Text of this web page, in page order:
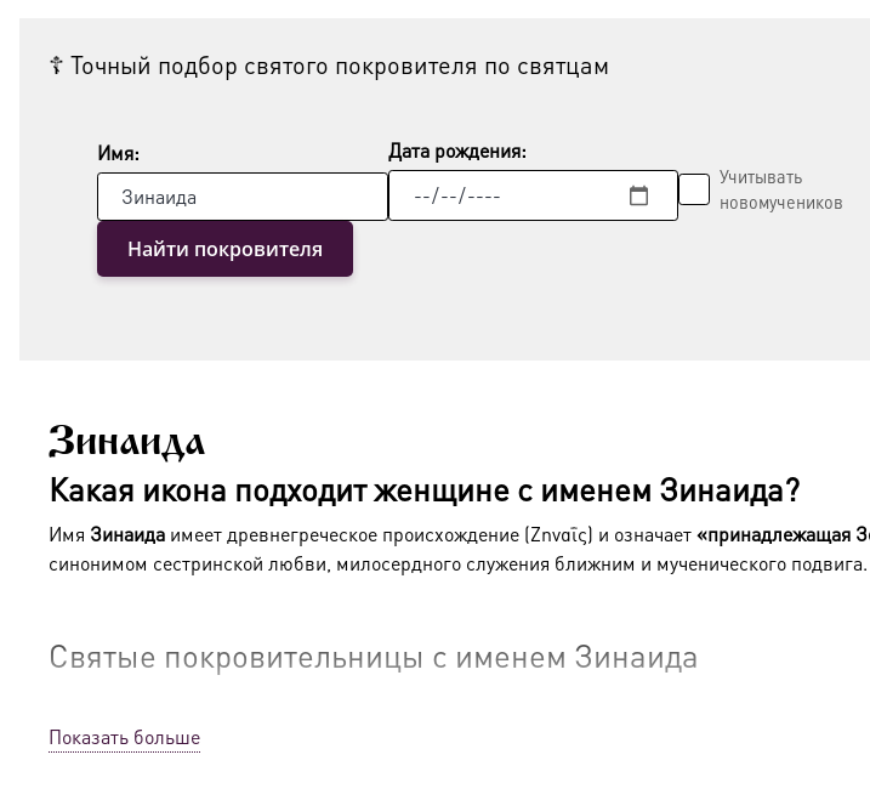
☦ Точный подбор святого покровителя по святцам
Имя: Дата рождения:
Учитывать
новомучеников
Найти покровителя
Зинаида
Какая икона подходит женщине с именем Зинаида?
Имя Зинаида имеет древнегреческое происхождение (Ζηναΐς) и означает«принадлежащая
синонимом сестринской любви, милосердного служения ближним и мученического подвига.
Святые покровительницы с именем Зинаида
Мученица Зинаида Тарсийская
Показать больше